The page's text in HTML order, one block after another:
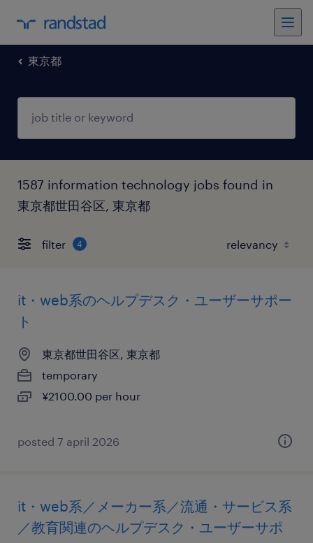
東京都
1587 information technology jobs found in
東京都世田谷区, 東京都
filter 4
it・web系のヘルプデスク・ユーザーサポー
ト
東京都世田谷区, 東京都
temporary
¥2100.00 per hour
posted 7 april 2026
it・web系／メーカー系／流通・サービス系
／教育関連のヘルプデスク・ユーザーサポ